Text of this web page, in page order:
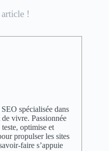
!
spécialisée dans
vivre. Passionnée
optimise et
propulser les sites
faire s’appuie